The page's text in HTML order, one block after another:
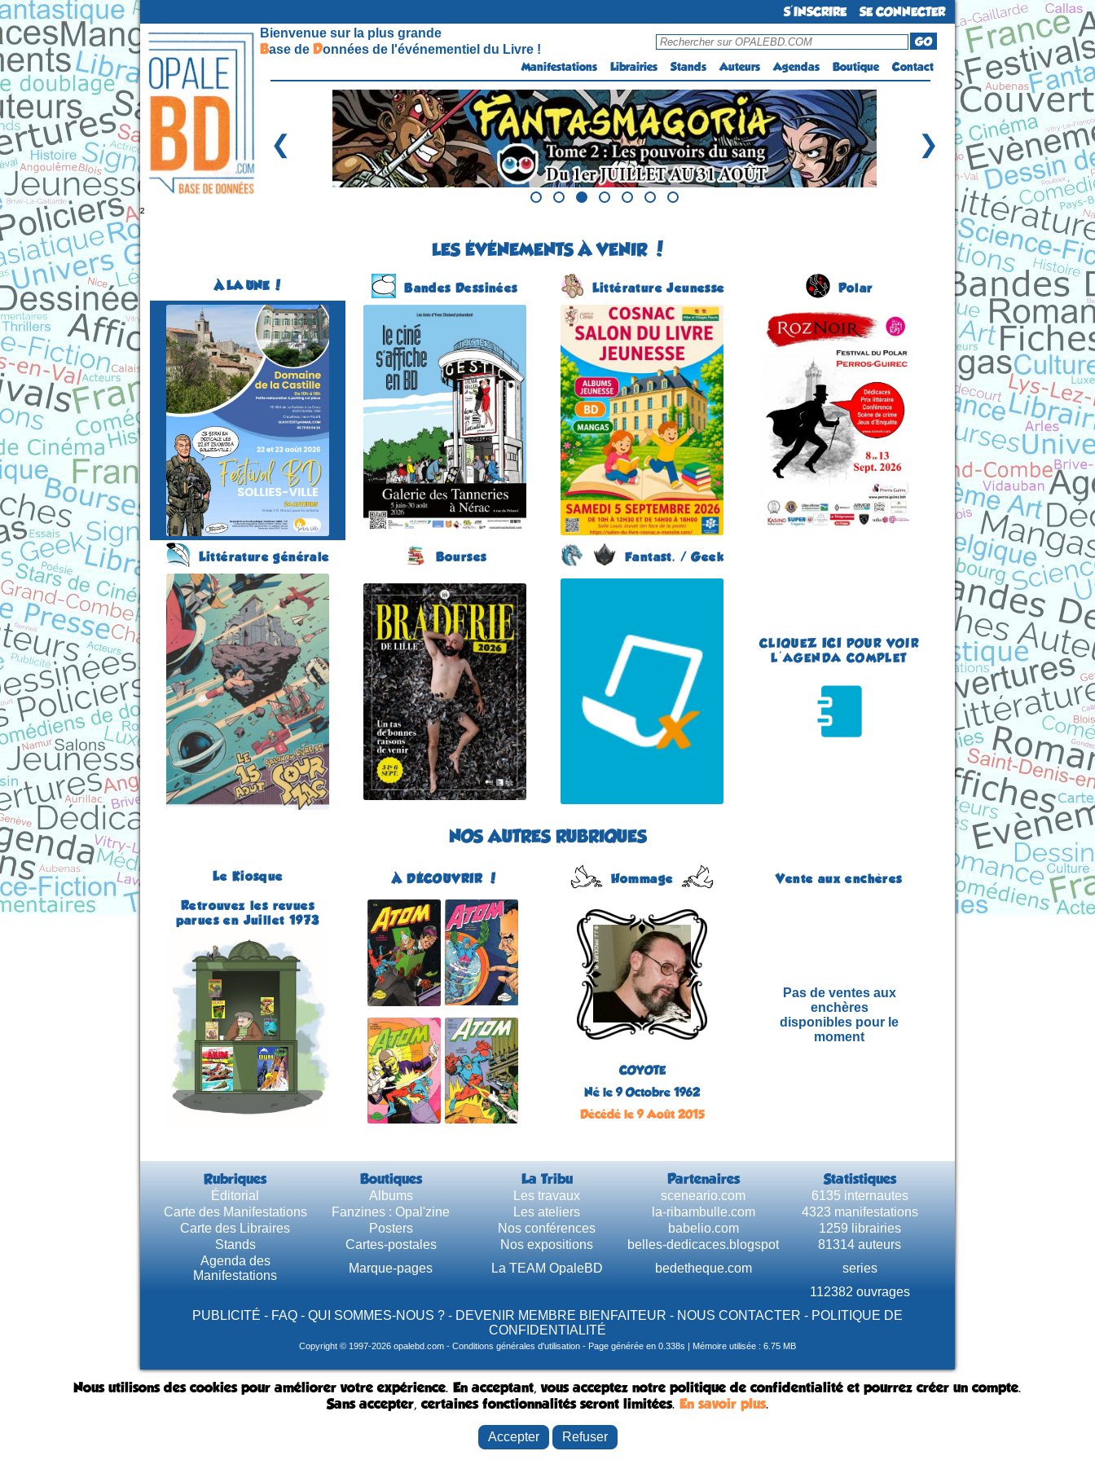
S'INSCRIRE
SE CONNECTER
Bienvenue sur la plus grande
Base de Données de l'événementiel du Livre !
GO
Manifestations
Librairies Stands Auteurs Agendas Boutique Contact
❮ ❯
²
LES ÉVÉNEMENTS À VENIR !
À LA UNE ! Bandes Dessinées Littérature Jeunesse
Polar
Festival BD
(1ére édition)
SOLLIES-VILLE
(Var - France)
du 22 au 23 août 2026
d'informations
Programme estival
(19 éme édition)
NÉRAC
(Lot-et-Garonne -
France)
du 5 juin au 30 août
2026
Plus d'informations
Salon du Livre Jeunesse
(4 éme édition)
COSNAC
(Corrèze - France)
le 5 septembre 2026
Plus d'informations
RozNoir - Festival du
polar
(7 éme édition)
PERROS-GUIREC
(Côtes d'Armor -
France)
du 8 au 13 septembre
2026
Plus d'informations
Littérature générale Bourses
Fantast. / Geek
Salon du Livre et de la
Bande Dessinée
(13 éme édition)
SOURZAC
(Dordogne - France)
le 15 août 2026
Plus d'informations
(11 éme édition)
LILLE
(Nord - France)
du 5 au 6 septembre
2026
Plus d'informations
Japan Otaku Festival
du 5 au 6 septembre
2026
Plus d'informations
CLIQUEZ ICI POUR VOIR
L'AGENDA COMPLET
NOS AUTRES RUBRIQUES
Le Kiosque À DÉCOUVRIR ! Hommage
Vente aux enchères
Retrouvez les revues
parues en Juillet 1973
Atom
Édité par Arédit
Dans la collection Pop
Magazine
Dans la catégorie
REVUES
Plus d'informations
COYOTE
Né le 9 Octobre 1962
Décédé le 9 Août 2015
Pas de ventes aux
enchères
disponibles pour le
moment
Rubriques Boutiques La Tribu Partenaires Statistiques
Éditorial Albums Les travaux sceneario.com
6135 internautes
Carte des Manifestations
Fanzines : Opal'zine Les ateliers la-ribambulle.com
4323 manifestations
Carte des Libraires
Posters Nos conférences babelio.com
1259 librairies
Stands
Cartes-postales Nos expositions belles-dedicaces.blogspot
81314 auteurs
Agenda des
Manifestations
Marque-pages La TEAM OpaleBD bedetheque.com
series
112382 ouvrages
PUBLICITÉ - FAQ - QUI SOMMES-NOUS ? - DEVENIR MEMBRE BIENFAITEUR - NOUS CONTACTER - POLITIQUE DE
CONFIDENTIALITÉ
Copyright © 1997-2026 opalebd.com - Conditions générales d'utilisation - Page générée en 0.338s | Mémoire utilisée : 6.75 MB
Nous utilisons des cookies pour améliorer votre expérience. En acceptant, vous acceptez notre politique de confidentialité et pourrez créer un compte.
Sans accepter, certaines fonctionnalités seront limitées. En savoir plus.
Accepter Refuser